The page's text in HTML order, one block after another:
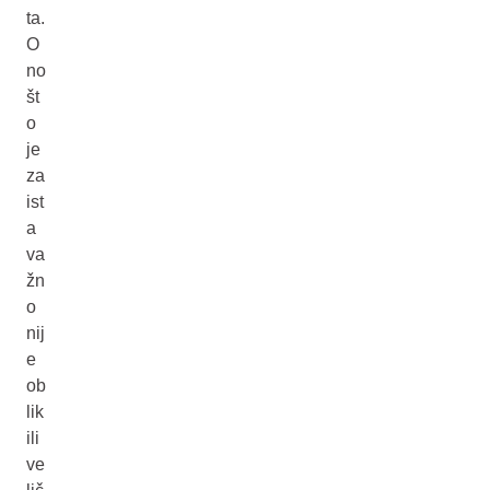
ta.
O
no
št
o
je
za
ist
a
va
žn
o
nij
e
ob
lik
ili
ve